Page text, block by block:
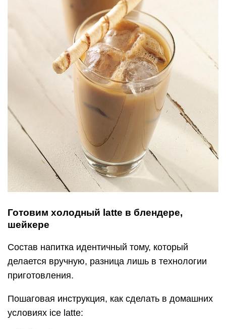
Готовим холодный latte в блендере,
шейкере
Состав напитка идентичный тому, который
делается вручную, разница лишь в технологии
приготовления.
Пошаговая инструкция, как сделать в домашних
условиях ice latte: